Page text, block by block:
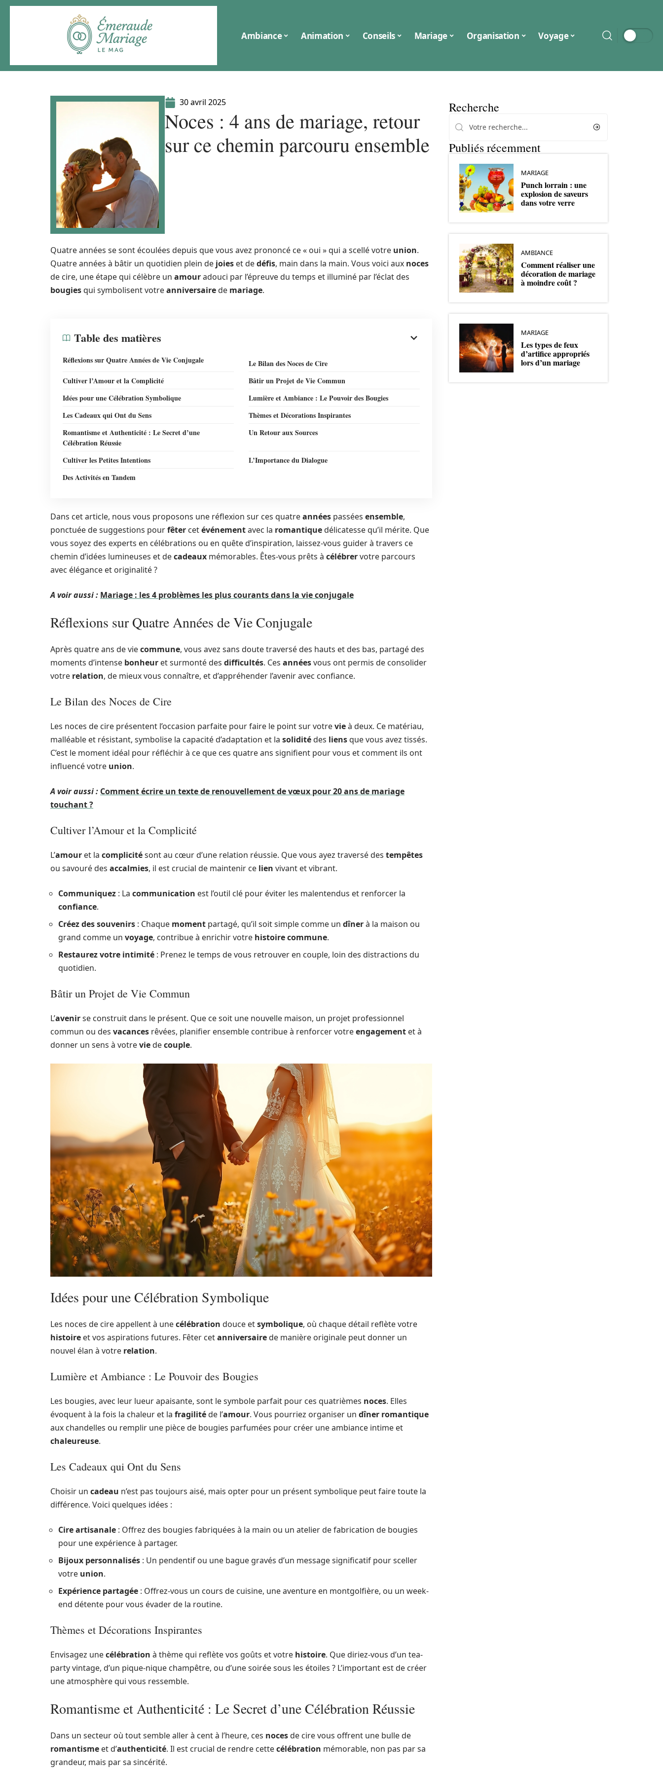
Ambiance Animation Conseils Mariage Organisation Voyage
30 avril 2025
Noces : 4 ans de mariage, retour
sur ce chemin parcouru ensemble
Quatre années se sont écoulées depuis que vous avez prononcé ce « oui » qui a scellé votre union.
Quatre années à bâtir un quotidien plein de joies et dedéfis, main dans la main. Vous voici aux noces
de cire, une étape qui célèbre un amouradouci par l’épreuve du temps et illuminé par l’éclat des
bougiesqui symbolisent votreanniversairede mariage.
Table des matières
Réflexions sur Quatre Années de Vie Conjugale
Le Bilan des Noces de Cire
Cultiver l’Amour et la Complicité
Bâtir un Projet de Vie Commun
Idées pour une Célébration Symbolique
Lumière et Ambiance : Le Pouvoir des Bougies
Les Cadeaux qui Ont du Sens
Thèmes et Décorations Inspirantes
Romantisme et Authenticité : Le Secret d’une
Célébration Réussie
Un Retour aux Sources
Cultiver les Petites Intentions
L’Importance du Dialogue
Des Activités en Tandem
Dans cet article, nous vous proposons une réflexion sur ces quatreannées passées ensemble,
ponctuée de suggestions pourfêter cetévénementavec la romantiquedélicatesse qu’il mérite. Que
vous soyez des experts en célébrations ou en quête d’inspiration, laissez-vous guider à travers ce
chemin d’idées lumineuses et decadeaux mémorables. Êtes-vous prêts à célébrervotre parcours
avec élégance et originalité ?
A voir aussi : Mariage : les 4 problèmes les plus courants dans la vie conjugale
Réflexions sur Quatre Années de Vie Conjugale
Après quatre ans de viecommune, vous avez sans doute traversé des hauts et des bas, partagé des
moments d’intense bonheur et surmonté des difficultés. Ces annéesvous ont permis de consolider
votre relation, de mieux vous connaître, et d’appréhender l’avenir avec confiance.
Le Bilan des Noces de Cire
Les noces de cire présentent l’occasion parfaite pour faire le point sur votrevieà deux. Ce matériau,
malléable et résistant, symbolise la capacité d’adaptation et la soliditédes liensque vous avez tissés.
C’est le moment idéal pour réfléchir à ce que ces quatre ans signifient pour vous et comment ils ont
influencé votre union.
A voir aussi : Comment écrire un texte de renouvellement de vœux pour 20 ans de mariage
touchant ?
Cultiver l’Amour et la Complicité
L’amour et la complicitésont au cœur d’une relation réussie. Que vous ayez traversé des tempêtes
ou savouré des accalmies, il est crucial de maintenir ce lien vivant et vibrant.
Communiquez : La communication est l’outil clé pour éviter les malentendus et renforcer la
confiance.
Créez des souvenirs : Chaque moment partagé, qu’il soit simple comme un dînerà la maison ou
grand comme un voyage, contribue à enrichir votre histoire commune.
Restaurez votre intimité : Prenez le temps de vous retrouver en couple, loin des distractions du
quotidien.
Bâtir un Projet de Vie Commun
L’avenirse construit dans le présent. Que ce soit une nouvelle maison, un projet professionnel
commun ou des vacances rêvées, planifier ensemble contribue à renforcer votreengagement et à
donner un sens à votreviedecouple.
Idées pour une Célébration Symbolique
Les noces de cire appellent à unecélébration douce etsymbolique, où chaque détail reflète votre
histoire et vos aspirations futures. Fêter cetanniversairede manière originale peut donner un
nouvel élan à votre relation.
Lumière et Ambiance : Le Pouvoir des Bougies
Les bougies, avec leur lueur apaisante, sont le symbole parfait pour ces quatrièmes noces. Elles
évoquent à la fois la chaleur et la fragilitéde l’amour. Vous pourriez organiser un dîner romantique
aux chandelles ou remplir une pièce de bougies parfumées pour créer une ambiance intime et
chaleureuse.
Les Cadeaux qui Ont du Sens
Choisir un cadeau n’est pas toujours aisé, mais opter pour un présent symbolique peut faire toute la
différence. Voici quelques idées :
Cire artisanale : Offrez des bougies fabriquées à la main ou un atelier de fabrication de bougies
pour une expérience à partager.
Bijoux personnalisés : Un pendentif ou une bague gravés d’un message significatif pour sceller
votre union.
Expérience partagée : Offrez-vous un cours de cuisine, une aventure en montgolfière, ou un week-
end détente pour vous évader de la routine.
Thèmes et Décorations Inspirantes
Envisagez unecélébration à thème qui reflète vos goûts et votre histoire. Que diriez-vous d’un tea-
party vintage, d’un pique-nique champêtre, ou d’une soirée sous les étoiles ? L’important est de créer
une atmosphère qui vous ressemble.
Romantisme et Authenticité : Le Secret d’une Célébration Réussie
Dans un secteur où tout semble aller à cent à l’heure, ces nocesde cire vous offrent une bulle de
romantisme et d’authenticité. Il est crucial de rendre cettecélébration mémorable, non pas par sa
grandeur, mais par sa sincérité.
Recherche
Publiés récemment
MARIAGE
Punch lorrain : une
explosion de saveurs
dans votre verre
AMBIANCE
Comment réaliser une
décoration de mariage
à moindre coût ?
MARIAGE
Les types de feux
d’artifice appropriés
lors d’un mariage